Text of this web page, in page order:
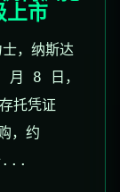
上市
，纳斯达
月 8 日，
托凭证
，约
...